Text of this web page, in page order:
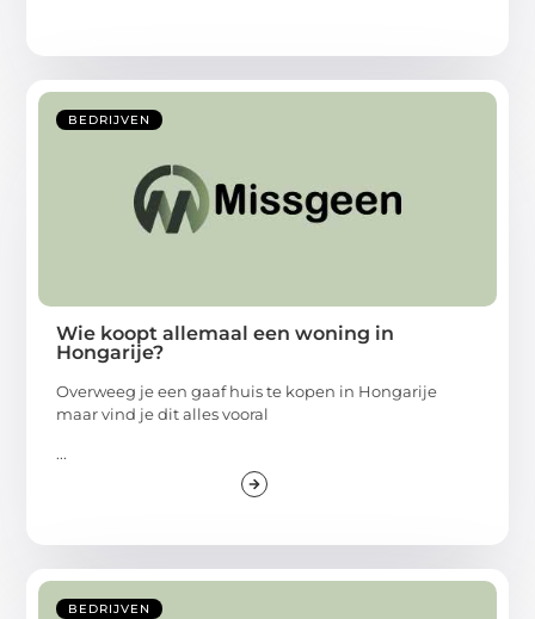
BEDRIJVEN
Wie koopt allemaal een woning in
Hongarije?
Overweeg je een gaaf huis te kopen in Hongarije
maar vind je dit alles vooral
...
BEDRIJVEN